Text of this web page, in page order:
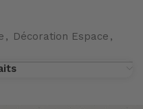
, Décoration Espace ,